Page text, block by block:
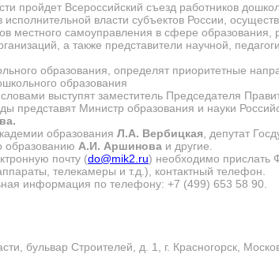
пройдет Всероссийский съезд работников
власти субъектов России,
местного самоуправления в сфере образования,
а также представители научной,
образования, определят приоритетные
образования
выступят заместитель Председателя
представят Министр образования и науки
образования Л.А. Вербицкая , депутат
образованию А.И. Аршинова и другие.
почту (do@mik2.ru) необходимо
телекамеры и т.д.), контактный телефон.
информация по телефону: +7 (499) 653 58 90.
бульвар Строителей, д. 1, г. Красногорск,